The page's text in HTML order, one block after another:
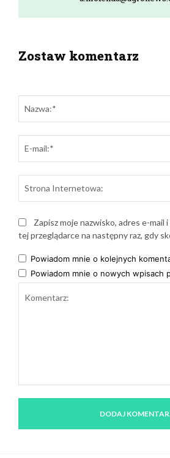
Zostaw komentarz
Zapisz moje nazwisko, adres e-
tej przeglądarce na następny raz, gdy
Powiadom mnie o kolejnych
Powiadom mnie o nowych wpisach